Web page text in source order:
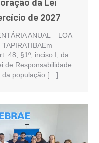
da Lei
de 2027
ANUAL – LOA
48, §1º, inciso I, da
de Responsabilidade
da população […]